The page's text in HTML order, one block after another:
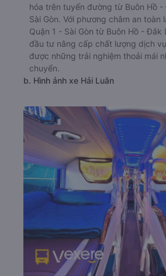
hóa trên tuyến đường từ Buôn Hồ
Sài Gòn. Với phương châm an toàn
Quận 1 - Sài Gòn từ Buôn Hồ - Đắk
đầu tư nâng cấp chất lượng dịch
được những trải nghiệm thoải mái
chuyển.
b. Hình ảnh xe Hải Luân